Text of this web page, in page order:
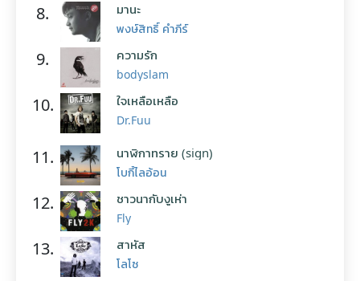
8. มานะ
พงษ์สิทธิ์ คำภีร์
9. ความรัก
bodyslam
10. ใจเหลือเหลือ
Dr.Fuu
11. นาฬิกาทราย (sign)
โบกี้ไลอ้อน
12. ชาวนากับงูเห่า
Fly
13. สาหัส
โลโซ